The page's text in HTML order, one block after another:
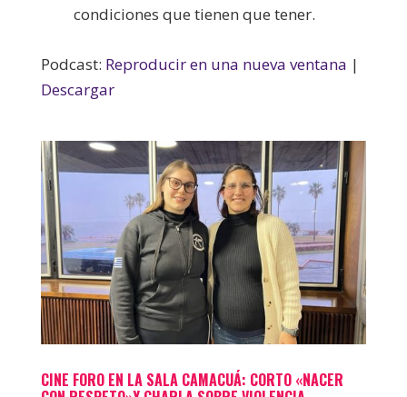
condiciones que tienen que tener.
Podcast: Reproducir en una nueva ventana |
Descargar
CINE FORO EN LA SALA CAMACUÁ: CORTO «NACER